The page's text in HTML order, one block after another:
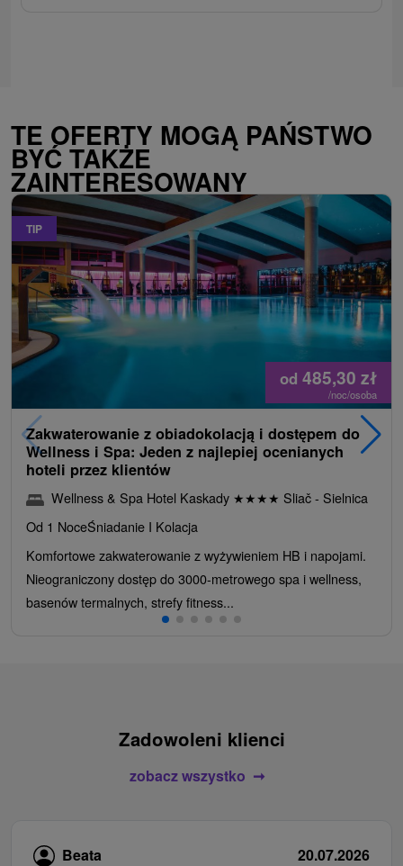
TE OFERTY MOGĄ PAŃSTWO
BYĆ TAKŻE
ZAINTERESOWANY
TIP
od 485,30 zł
/noc/osoba
Zakwaterowanie z obiadokolacją i dostępem do
Wellness i Spa: Jeden z najlepiej ocenianych
hoteli przez klientów
Wellness & Spa Hotel Kaskady ★★★★ Sliač - Sielnica
Od 1 NoceŚniadanie I Kolacja
Komfortowe zakwaterowanie z wyżywieniem HB i napojami.
Nieograniczony dostęp do 3000-metrowego spa i wellness,
basenów termalnych, strefy fitness...
Zadowoleni klienci
zobacz wszystko
Beata 20.07.2026